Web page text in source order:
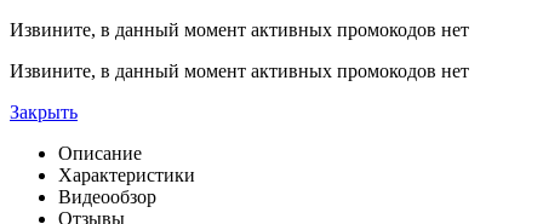
Извините, в данный момент активных промокодов нет
Извините, в данный момент активных промокодов нет
Закрыть
Описание
Характеристики
Видеообзор
Отзывы